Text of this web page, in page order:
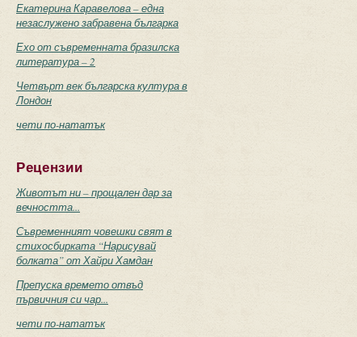
Екатерина Каравелова – една
незаслужено забравена българка
Ехо от съвременната бразилска
литература – 2
Четвърт век българска култура в
Лондон
чети по-нататък
Рецензии
Животът ни – прощален дар за
вечността...
Съвременният човешки свят в
стихосбирката “Нарисувай
болката” от Хайри Хамдан
Препуска времето отвъд
първичния си чар...
чети по-нататък